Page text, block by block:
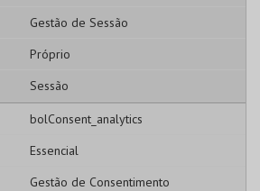
Gestão de Sessão
Próprio
Sessão
bolConsent_analytics
Essencial
Gestão de Consentimento